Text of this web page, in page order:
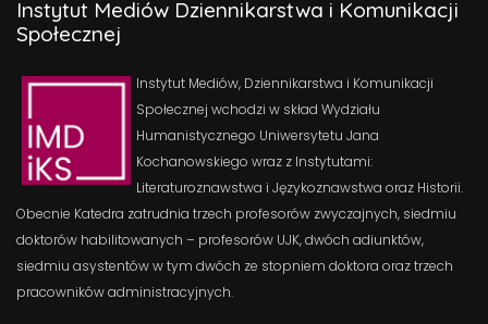
Instytut Mediów Dziennikarstwa i Komunikacji
Społecznej
Instytut Mediów, Dziennikarstwa i Komunikacji
Społecznej wchodzi w skład Wydziału
Humanistycznego Uniwersytetu Jana
Kochanowskiego wraz z Instytutami:
Literaturoznawstwa i Językoznawstwa oraz Historii.
Obecnie Katedra zatrudnia trzech profesorów zwyczajnych, siedmiu
doktorów habilitowanych – profesorów UJK, dwóch adiunktów,
siedmiu asystentów w tym dwóch ze stopniem doktora oraz trzech
pracowników administracyjnych.